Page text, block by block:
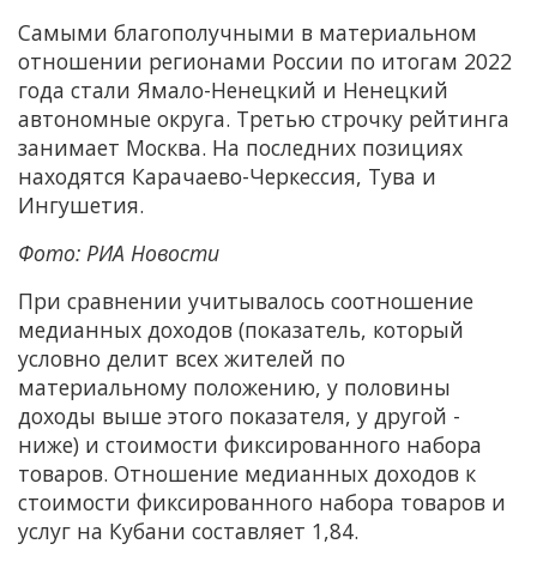
Самыми благополучными в материальном
отношении регионами России по итогам 2022
года стали Ямало-Ненецкий и Ненецкий
автономные округа. Третью строчку рейтинга
занимает Москва. На последних позициях
находятся Карачаево-Черкессия, Тува и
Ингушетия.
Фото: РИА Новости
При сравнении учитывалось соотношение
медианных доходов (показатель, который
условно делит всех жителей по
материальному положению, у половины
доходы выше этого показателя, у другой -
ниже) и стоимости фиксированного набора
товаров. Отношение медианных доходов к
стоимости фиксированного набора товаров и
услуг на Кубани составляет 1,84.